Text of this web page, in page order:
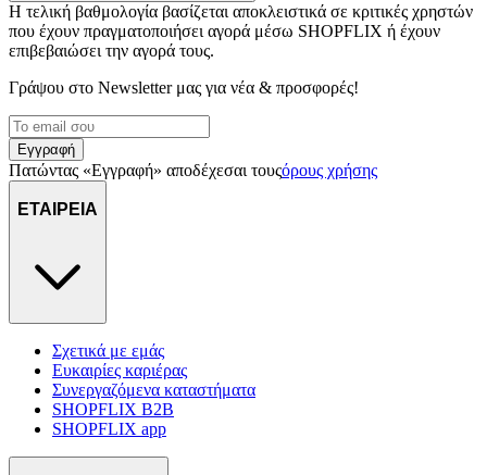
Η τελική βαθμολογία βασίζεται αποκλειστικά σε κριτικές χρηστών
που έχουν πραγματοποιήσει αγορά μέσω SHOPFLIX ή έχουν
επιβεβαιώσει την αγορά τους.
Γράψου στο Νewsletter μας για νέα & προσφορές!
Εγγραφή
Πατώντας «Εγγραφή» αποδέχεσαι τουςόρους χρήσης
ΕΤΑΙΡΕΙΑ
Σχετικά με εμάς
Ευκαιρίες καριέρας
Συνεργαζόμενα καταστήματα
SHOPFLIX B2B
SHOPFLIX app